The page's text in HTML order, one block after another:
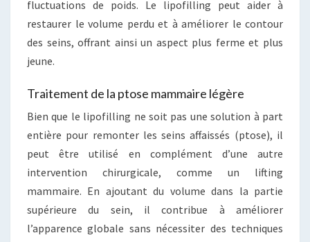
fluctuations de poids. Le lipofilling peut aider à
restaurer le volume perdu et à améliorer le contour
des seins, offrant ainsi un aspect plus ferme et plus
jeune.
Traitement de la ptose mammaire légère
Bien que le lipofilling ne soit pas une solution à part
entière pour remonter les seins affaissés (ptose), il
peut être utilisé en complément d’une autre
intervention chirurgicale, comme un lifting
mammaire. En ajoutant du volume dans la partie
supérieure du sein, il contribue à améliorer
l’apparence globale sans nécessiter des techniques